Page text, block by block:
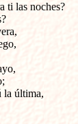
ti las noches?
la última,